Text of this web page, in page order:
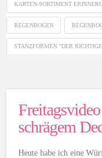
KARTEN-SORTIMENT
REGENBOGEN
STANZFORMEN "DER
schrägem
Heute habe ich eine